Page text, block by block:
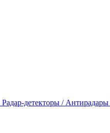
Радар-детекторы / Антирадары